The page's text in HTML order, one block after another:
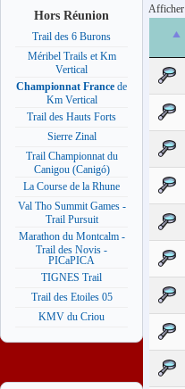
Hors Réunion
Trail des 6 Burons
Méribel Trails et Km
Vertical
Championnat France de
Km Vertical
Trail des Hauts Forts
Sierre Zinal
Trail Championnat du
Canigou (Canigó)
La Course de la Rhune
Val Tho Summit Games -
Trail Pursuit
Marathon du Montcalm -
Trail des Novis -
PICaPICA
TIGNES Trail
Trail des Etoiles 05
KMV du Criou
Afficher